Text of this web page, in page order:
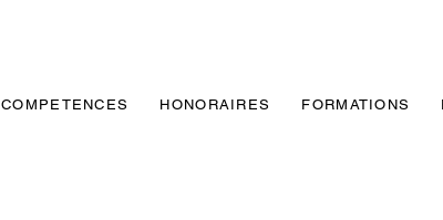
COMPETENCES HONORAIRES FORMATIONS